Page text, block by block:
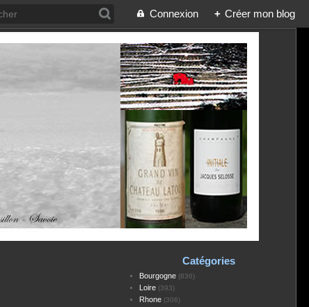
Connexion + Créer mon blog
Catégories
Bourgogne(836)
Loire(393)
Rhone(306)